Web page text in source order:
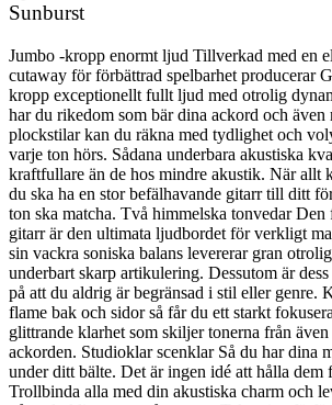
Sunburst
Jumbo -kropp enormt ljud Tillverkad med en
cutaway för förbättrad spelbarhet producerar
kropp exceptionellt fullt ljud med otrolig
har du rikedom som bär dina ackord och även
plockstilar kan du räkna med tydlighet och
varje ton hörs. Sådana underbara akustiska
kraftfullare än de hos mindre akustik. När allt
du ska ha en stor befälhavande gitarr till ditt
ton ska matcha. Två himmelska tonvedar Den
gitarr är den ultimata ljudbordet för verkligt
sin vackra soniska balans levererar gran
underbart skarp artikulering. Dessutom är
på att du aldrig är begränsad i stil eller genre.
flame bak och sidor så får du ett starkt
glittrande klarhet som skiljer tonerna från
ackorden. Studioklar scenklar Så du har dina
under ditt bälte. Det är ingen idé att hålla dem
Trollbinda alla med din akustiska charm och